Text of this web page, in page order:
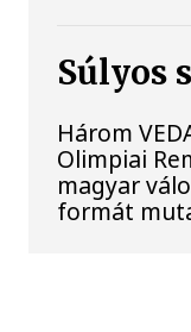
Súlyos
Három
Olimpiai
magyar
formát